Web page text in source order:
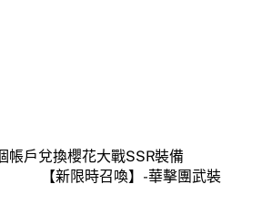
帳戶兌換櫻花大戰SSR裝備
【新限時召喚】- 華擊團武裝